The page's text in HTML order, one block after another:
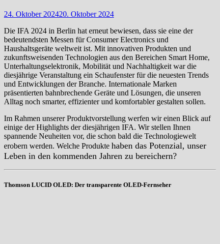
24. Oktober 202420. Oktober 2024
Die IFA 2024 in Berlin hat erneut bewiesen, dass sie eine der
bedeutendsten Messen für Consumer Electronics und
Haushaltsgeräte weltweit ist. Mit innovativen Produkten und
zukunftsweisenden Technologien aus den Bereichen Smart Home,
Unterhaltungselektronik, Mobilität und Nachhaltigkeit war die
diesjährige Veranstaltung ein Schaufenster für die neuesten Trends
und Entwicklungen der Branche. Internationale Marken
präsentierten bahnbrechende Geräte und Lösungen, die unseren
Alltag noch smarter, effizienter und komfortabler gestalten sollen.
Im Rahmen unserer Produktvorstellung werfen wir einen Blick auf
einige der Highlights der diesjährigen IFA. Wir stellen Ihnen
spannende Neuheiten vor, die schon bald die Technologiewelt
erobern werden. Welche Produkte haben das Potenzial, unser
Leben in den kommenden Jahren zu bereichern?
Thomson LUCID OLED: Der transparente OLED-Fernseher